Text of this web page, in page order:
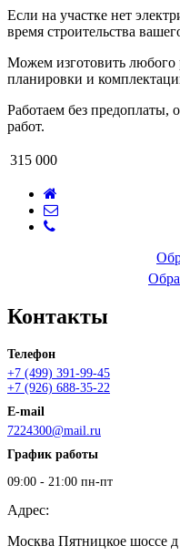
Если на участке нет
время строительства
Можем изготовить любого
планировки и
Работаем без предоплаты,
работ.
315 000
Контакты
Телефон
+7 (499) 391-99-45
+7 (926) 688-35-22
E-mail
7224300@mail.ru
График работы
09:00 - 21:00 пн-пт
Адрес:
Москва Пятницкое шоссе